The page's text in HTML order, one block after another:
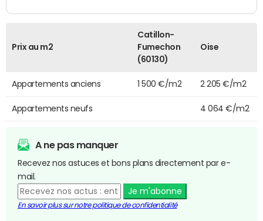
Prix au m2
Catillon-
Fumechon
(60130)
Oise
Appartements anciens 1 500 €/m2 2 205 €/m2
Appartements neufs 4 064 €/m2
A ne pas manquer
Recevez nos astuces et bons plans directement par e-
mail.
Je m'abonne
En savoir plus sur notre politique de confidentialité